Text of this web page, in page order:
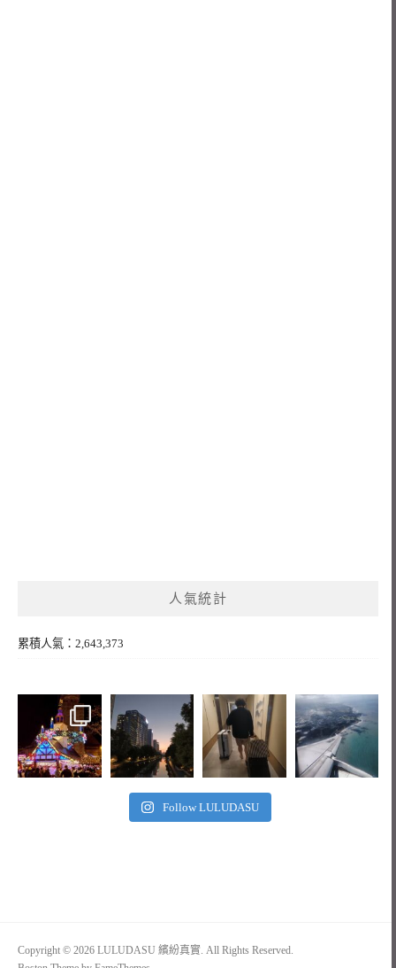
人氣統計
累積人氣：2,643,373
Follow LULUDASU
Copyright © 2026 LULUDASU 繽紛真實. All Rights Reserved.